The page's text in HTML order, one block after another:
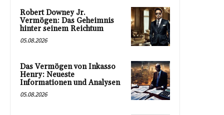
Robert Downey Jr.
Vermögen: Das Geheimnis
hinter seinem Reichtum
05.08.2026
Das Vermögen von Inkasso
Henry: Neueste
Informationen und Analysen
05.08.2026